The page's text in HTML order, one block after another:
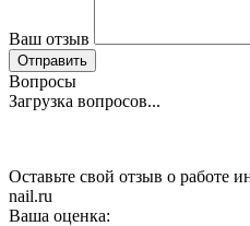
Ваш отзыв
Отправить
Вопросы
Загрузка вопросов...
Оставьте свой отзыв о работе
nail.ru
Ваша оценка: